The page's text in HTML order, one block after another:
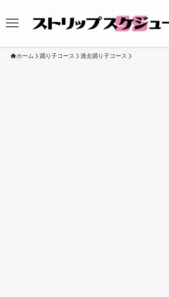
ホーム 踊り子コース 過去踊り子コース